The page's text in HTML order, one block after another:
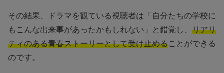
その結果、ドラマを観ている視聴者は「自分たちの学校に
もこんな出来事があったかもしれない」と錯覚し、 リアリ
ティのある青春ストーリーとして受け止めることができる
のです。